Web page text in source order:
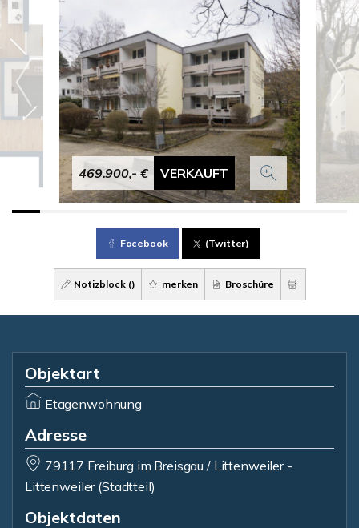
469.900,- € VERKAUFT
Facebook (Twitter)
Notizblock () merken Broschüre
Objektart
Etagenwohnung
Adresse
79117 Freiburg im Breisgau / Littenweiler -
Littenweiler (Stadtteil)
Objektdaten